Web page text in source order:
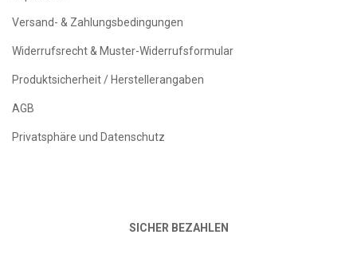
Versand- & Zahlungsbedingungen
Widerrufsrecht & Muster-Widerrufsformular
Produktsicherheit / Herstellerangaben
AGB
Privatsphäre und Datenschutz
SICHER BEZAHLEN